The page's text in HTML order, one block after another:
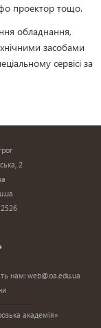
проектор тощо.
обладнання,
засобами
сервісі за
2
нам:web@oa.edu.ua
академія»